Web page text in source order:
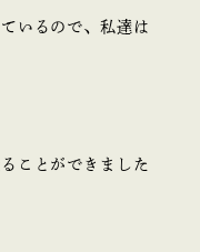
いるので、私達は
ことができました